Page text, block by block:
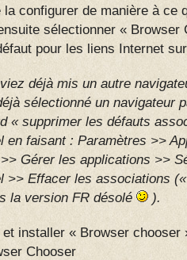
configurer de manière à ce
sélectionner « Browser
pour les liens Internet
déjà mis un autre
sélectionné un navigateur
« supprimer les défauts
en faisant : Paramètres >>
Gérer les applications >>
>> Effacer les associations
la version FR désolé
).
installer « Browser chooser
Chooser